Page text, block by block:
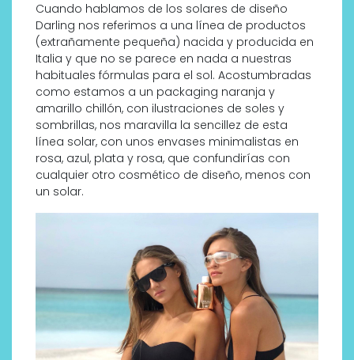
Cuando hablamos de los solares de diseño
Darling nos referimos a una línea de productos
(extrañamente pequeña) nacida y producida en
Italia y que no se parece en nada a nuestras
habituales fórmulas para el sol. Acostumbradas
como estamos a un packaging naranja y
amarillo chillón, con ilustraciones de soles y
sombrillas, nos maravilla la sencillez de esta
línea solar, con unos envases minimalistas en
rosa, azul, plata y rosa, que confundirías con
cualquier otro cosmético de diseño, menos con
un solar.